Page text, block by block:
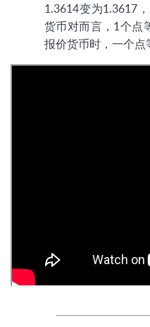
1.3614变为1.3617
货币对而言，1个点
报价货币时，一个点